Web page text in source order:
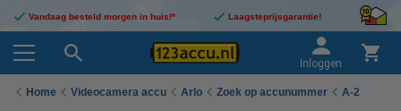
Vandaag besteld morgen in huis!* Laagsteprijsgarantie!
Inloggen
Home Videocamera accu Arlo Zoek op accunummer A-2